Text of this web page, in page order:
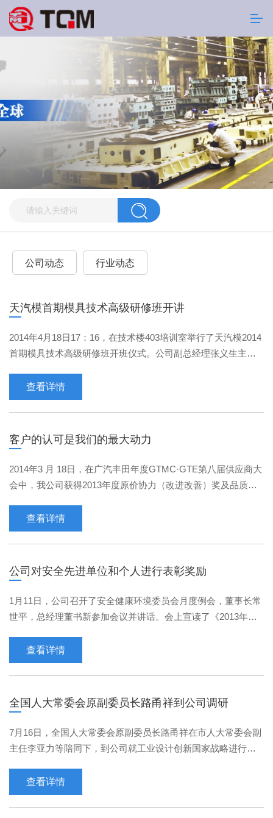
公司动态 行业动态
天汽模首期模具技术高级研修班开讲
2014年4月18日17：16，在技术楼403培训室举行了天汽模2014
首期模具技术高级研修班开班仪式。公司副总经理张义生主
查看详情
客户的认可是我们的最大动力
2014年3 月 18日，在广汽丰田年度GTMC·GTE第八届供应商大
会中，我公司获得2013年度原价协力（改进改善）奖及品质协
查看详情
公司对安全先进单位和个人进行表彰奖励
1月11日，公司召开了安全健康环境委员会月度例会，董事长常
世平，总经理董书新参加会议并讲话。会上宣读了《2013年安
查看详情
全国人大常委会原副委员长路甬祥到公司调研
7月16日，全国人大常委会原副委员长路甬祥在市人大常委会副
主任李亚力等陪同下，到公司就工业设计创新国家战略进行专
查看详情